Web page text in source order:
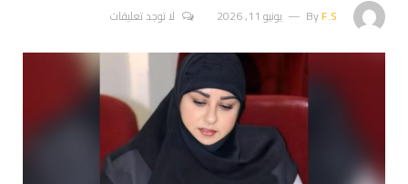
ByF.S يونيو 11, 2026 لا توجد تعليقات